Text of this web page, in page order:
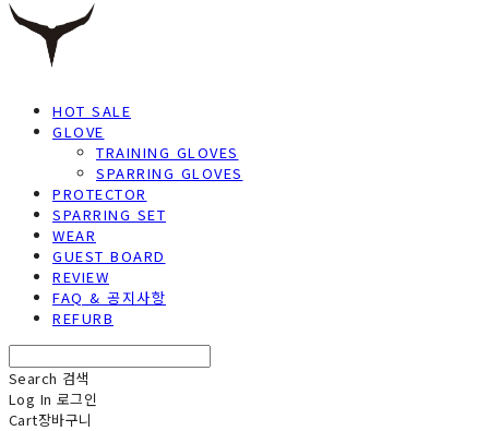
HOT SALE
GLOVE
TRAINING GLOVES
SPARRING GLOVES
PROTECTOR
SPARRING SET
WEAR
GUEST BOARD
REVIEW
FAQ & 공지사항
REFURB
Search 검색
Log In 로그인
Cart장바구니